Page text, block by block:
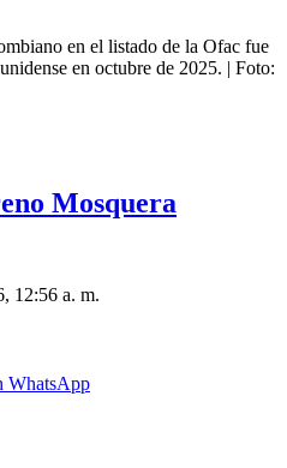
en el listado de la Ofac fue
en octubre de 2025. | Foto:
Mosquera
12:56 a. m.
WhatsApp